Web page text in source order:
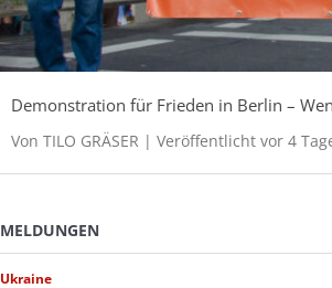
Deutsche Rüstungskonzerne mit dunkler
historische Imperative ihres
MELDUNGEN
Ukraine-Krieg